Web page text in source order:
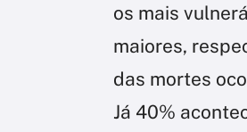
os mais
maiores,
das mortes
Já 40%